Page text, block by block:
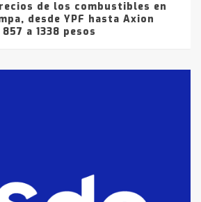
de los combustibles en
desde YPF hasta Axion
a 1338 pesos
detenidos por
de drogas en la